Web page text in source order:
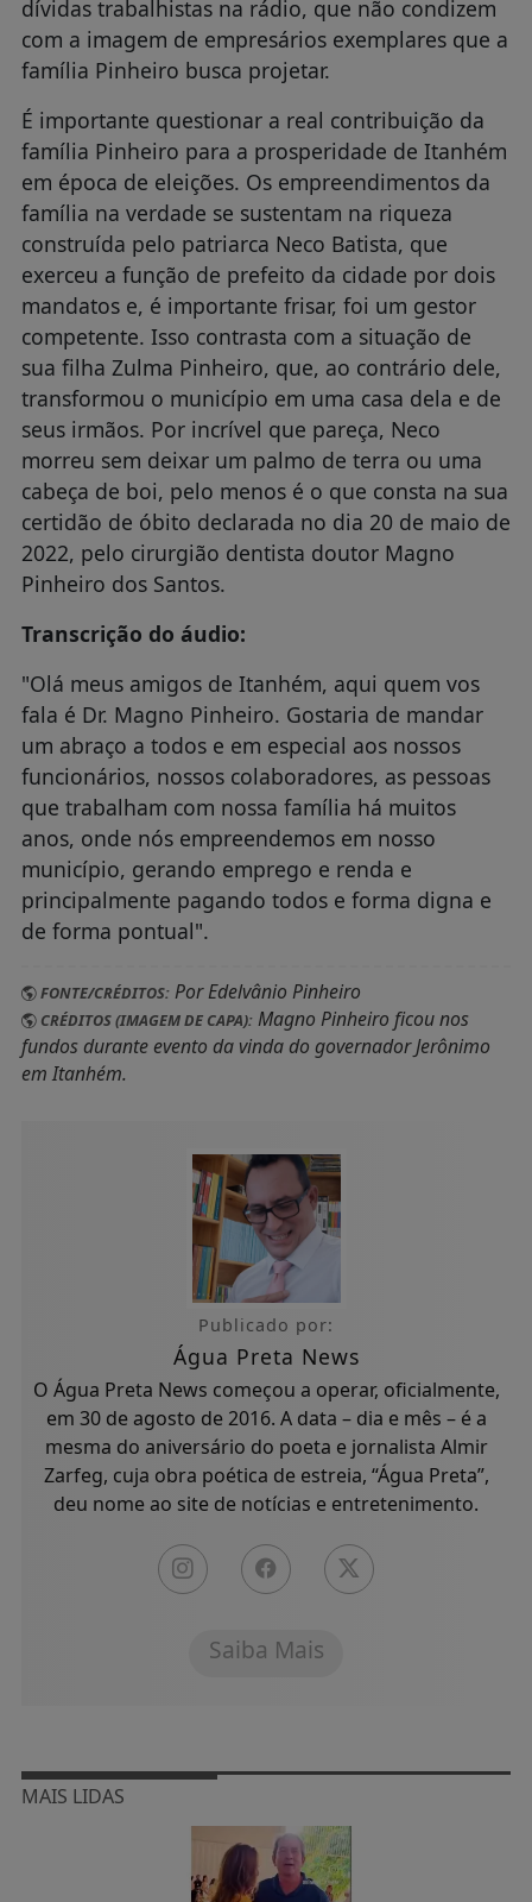
dívidas trabalhistas na rádio, que não condizem
com a imagem de empresários exemplares que a
família Pinheiro busca projetar.
É importante questionar a real contribuição da
família Pinheiro para a prosperidade de Itanhém
em época de eleições. Os empreendimentos da
família na verdade se sustentam na riqueza
construída pelo patriarca Neco Batista, que
exerceu a função de prefeito da cidade por dois
mandatos e, é importante frisar, foi um gestor
competente. Isso contrasta com a situação de
sua filha Zulma Pinheiro, que, ao contrário dele,
transformou o município em uma casa dela e de
seus irmãos. Por incrível que pareça, Neco
morreu sem deixar um palmo de terra ou uma
cabeça de boi, pelo menos é o que consta na sua
certidão de óbito declarada no dia 20 de maio de
2022, pelo cirurgião dentista doutor Magno
Pinheiro dos Santos.
Transcrição do áudio:
"Olá meus amigos de Itanhém, aqui quem vos
fala é Dr. Magno Pinheiro. Gostaria de mandar
um abraço a todos e em especial aos nossos
funcionários, nossos colaboradores, as pessoas
que trabalham com nossa família há muitos
anos, onde nós empreendemos em nosso
município, gerando emprego e renda e
principalmente pagando todos e forma digna e
de forma pontual".
FONTE/CRÉDITOS:Por Edelvânio Pinheiro
CRÉDITOS (IMAGEM DE CAPA):Magno Pinheiro ficou nos
fundos durante evento da vinda do governador Jerônimo
em Itanhém.
Publicado por:
Água Preta News
O Água Preta News começou a operar, oficialmente,
em 30 de agosto de 2016. A data – dia e mês – é a
mesma do aniversário do poeta e jornalista Almir
Zarfeg, cuja obra poética de estreia, “Água Preta”,
deu nome ao site de notícias e entretenimento.
Saiba Mais
MAIS LIDAS